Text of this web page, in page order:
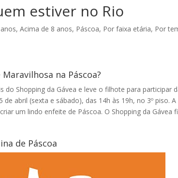
estiver no Rio
, Acima de 8 anos, Páscoa, Por faixa etária, Por
na Páscoa?
Shopping da Gávea e leve o filhote para participar
abril (sexta e sábado), das 14h às 19h, no 3º piso. A
um lindo enfeite de Páscoa. O Shopping da Gávea
de Páscoa